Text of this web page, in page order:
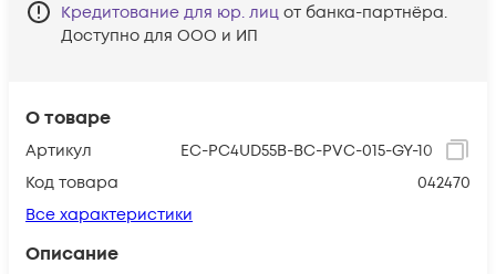
О товаре
Артикул
EC-PC4UD55B-BC-PVC-015-GY-10
Код товара
042470
Все характеристики
Описание
Кредитование для юр. лиц от банка-партнёра.
Доступно для ООО и ИП